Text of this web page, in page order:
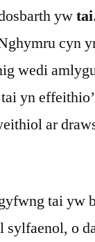
ywtai
cyn
wedi
yn
ar
tai yw
sylfaenol, o